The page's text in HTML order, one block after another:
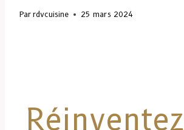
Par rdvcuisine 25 mars 2024
Réinventez